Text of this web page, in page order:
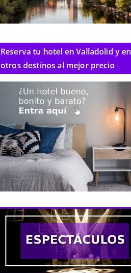
Reserva tu hotel en Valladolid y en
otros destinos al mejor precio